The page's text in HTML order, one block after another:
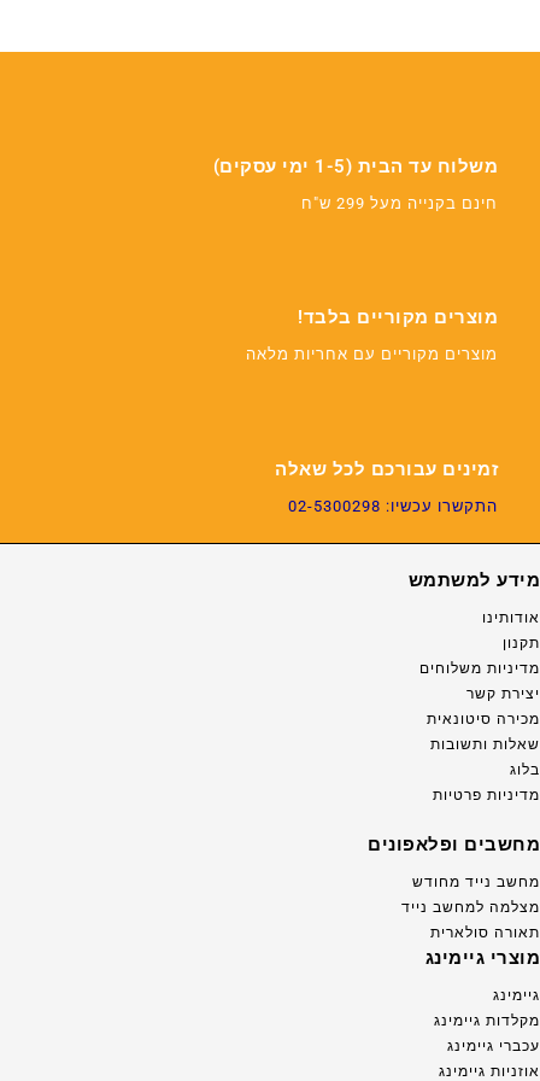
משלוח עד הבית (1-5 ימי עסקים)
חינם בקנייה מעל 299 ש"ח
מוצרים מקוריים בלבד!
מוצרים מקוריים עם אחריות מלאה
זמינים עבורכם לכל שאלה
התקשרו עכשיו: 02-5300298
מידע למשתמש
אודותינו
תקנון
מדיניות משלוחים
יצירת קשר
מכירה סיטונאית
שאלות ותשובות
בלוג
מדיניות פרטיות
מחשבים ופלאפונים
מחשב נייד מחודש
מצלמה למחשב נייד
תאורה סולארית
מוצרי גיימינג
גיימינג
מקלדות גיימינג
עכברי גיימינג
אוזניות גיימינג